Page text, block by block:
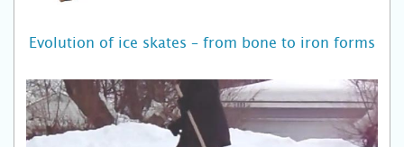
Evolution of ice skates – from bone to iron forms